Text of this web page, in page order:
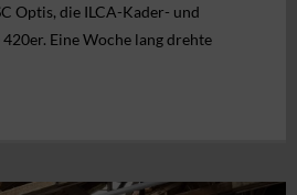
Optis, die ILCA-Kader- und
Eine Woche lang drehte